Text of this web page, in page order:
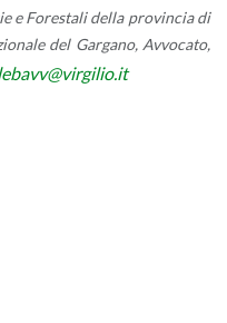
e Fo­re­sta­li della pro­vin­cia di
del Gar­ga­no, Av­vo­ca­to,